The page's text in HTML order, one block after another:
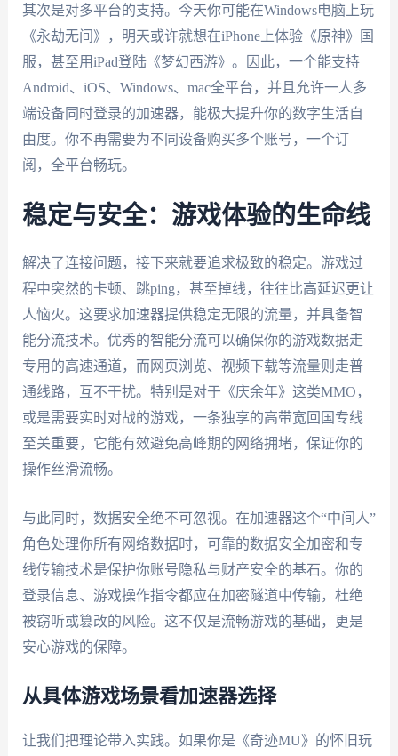
其次是对多平台的支持。今天你可能在Windows电脑上玩
《永劫无间》，明天或许就想在iPhone上体验《原神》国
服，甚至用iPad登陆《梦幻西游》。因此，一个能支持
Android、iOS、Windows、mac全平台，并且允许一人多
端设备同时登录的加速器，能极大提升你的数字生活自
由度。你不再需要为不同设备购买多个账号，一个订
阅，全平台畅玩。
稳定与安全：游戏体验的生命线
解决了连接问题，接下来就要追求极致的稳定。游戏过
程中突然的卡顿、跳ping，甚至掉线，往往比高延迟更让
人恼火。这要求加速器提供稳定无限的流量，并具备智
能分流技术。优秀的智能分流可以确保你的游戏数据走
专用的高速通道，而网页浏览、视频下载等流量则走普
通线路，互不干扰。特别是对于《庆余年》这类MMO，
或是需要实时对战的游戏，一条独享的高带宽回国专线
至关重要，它能有效避免高峰期的网络拥堵，保证你的
操作丝滑流畅。
与此同时，数据安全绝不可忽视。在加速器这个“中间人”
角色处理你所有网络数据时，可靠的数据安全加密和专
线传输技术是保护你账号隐私与财产安全的基石。你的
登录信息、游戏操作指令都应在加密隧道中传输，杜绝
被窃听或篡改的风险。这不仅是流畅游戏的基础，更是
安心游戏的保障。
从具体游戏场景看加速器选择
让我们把理论带入实践。如果你是《奇迹MU》的怀旧玩